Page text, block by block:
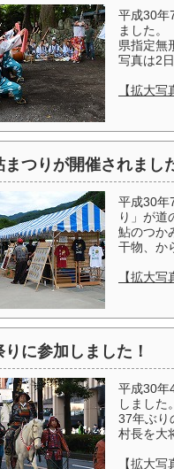
平成30年
ました。
県指定無
写真は2
【拡大写
つりが開催されまし
平成30年
り」が道
鮎のつか
干物、か
【拡大写
に参加しました！
平成30年
しました。
37年ぶり
村長を大
【拡大写